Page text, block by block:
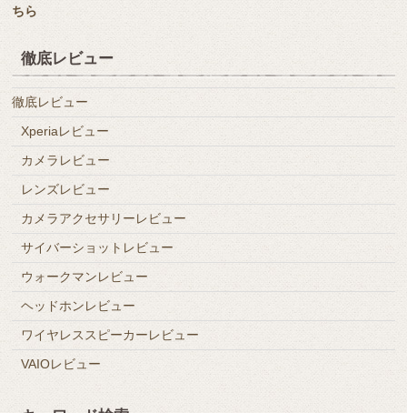
ちら
徹底レビュー
徹底レビュー
Xperiaレビュー
カメラレビュー
レンズレビュー
カメラアクセサリーレビュー
サイバーショットレビュー
ウォークマンレビュー
ヘッドホンレビュー
ワイヤレススピーカーレビュー
VAIOレビュー